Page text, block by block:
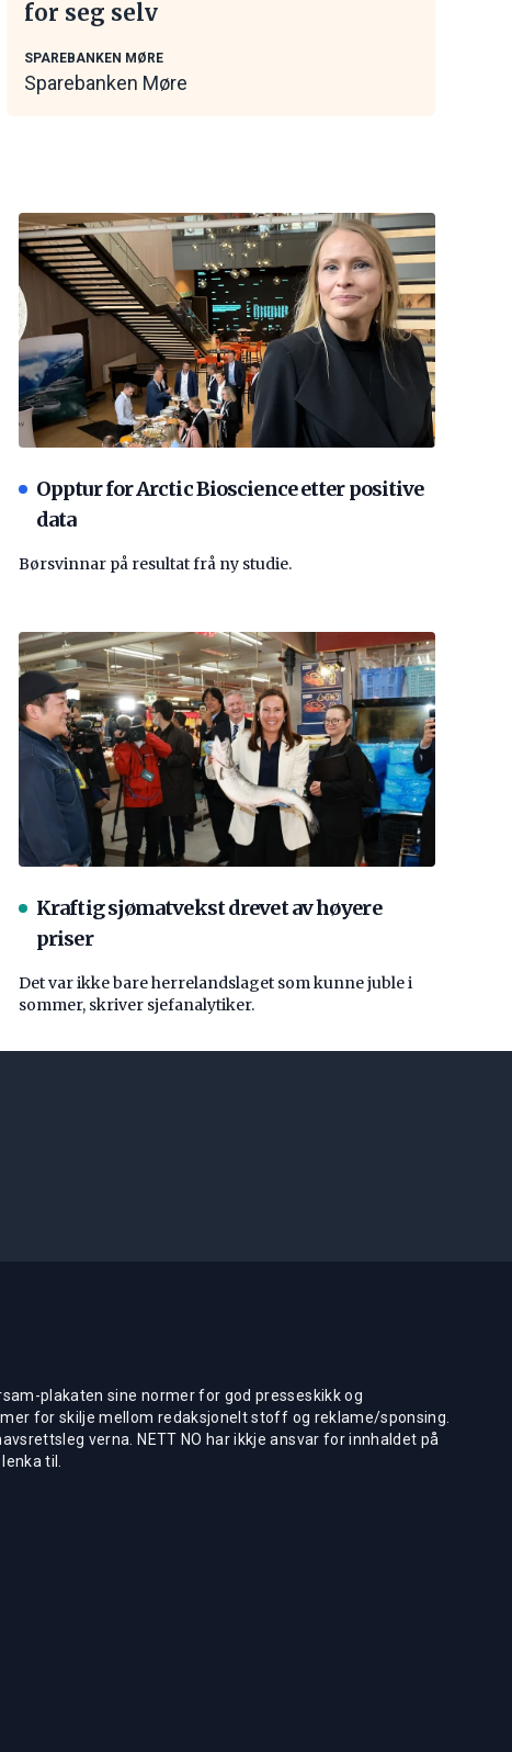
for seg selv
SPAREBANKEN MØRE
Sparebanken Møre
Opptur for Arctic Bioscience etter positive
data
Børsvinnar på resultat frå ny studie.
Kraftig sjømatvekst drevet av høyere
priser
Det var ikke bare herrelandslaget som kunne juble i
sommer, skriver sjefanalytiker.
plakaten sine normer for god presseskikk og
for skilje mellom redaksjonelt stoff og reklame/sponsing.
verna. NETT NO har ikkje ansvar for innhaldet på
til.